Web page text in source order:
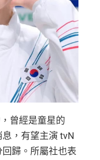
曾經是童星的
，有望主演 tvN
歸。所屬社也表